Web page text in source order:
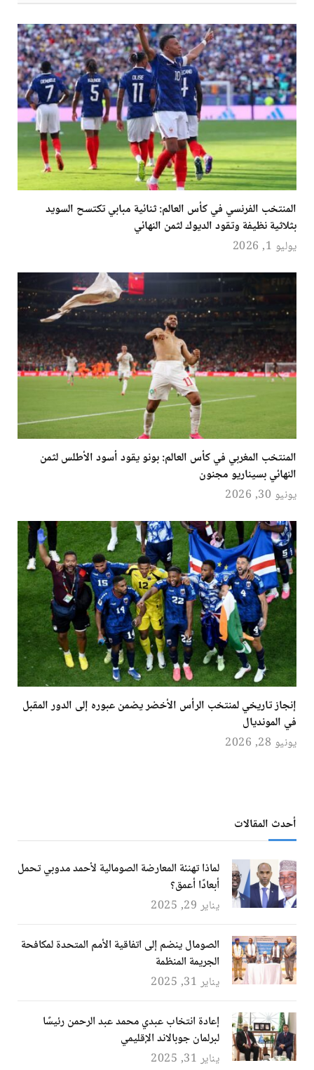
المنتخب الفرنسي في كأس العالم: ثنائية مبابي تكتسح السويد
بثلاثية نظيفة وتقود الديوك لثمن النهائي
يوليو 1, 2026
المنتخب المغربي في كأس العالم: بونو يقود أسود الأطلس لثمن
النهائي بسيناريو مجنون
يونيو 30, 2026
إنجاز تاريخي لمنتخب الرأس الأخضر يضمن عبوره إلى الدور المقبل
في المونديال
يونيو 28, 2026
أحدث المقالات
لماذا تهنئة المعارضة الصومالية لأحمد مدوبي تحمل
أبعادًا أعمق؟
يناير 29, 2025
الصومال ينضم إلى اتفاقية الأمم المتحدة لمكافحة
الجريمة المنظمة
يناير 31, 2025
إعادة انتخاب عبدي محمد عبد الرحمن رئيسًا
لبرلمان جوبالاند الإقليمي
يناير 31, 2025